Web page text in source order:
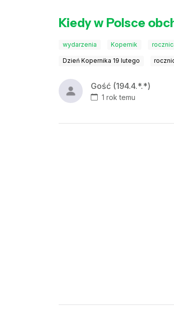
Kiedy w Polsce
wydarzenia Kopernik
Dzień Kopernika 19 lutego
Gość (194.4.*.*)
1 rok temu